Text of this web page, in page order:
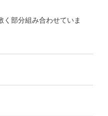
く部分組み合わせていま